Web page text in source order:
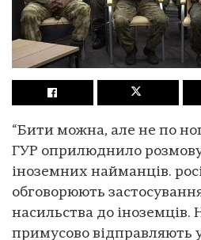
“Бити можна, але не по
ГУР оприлюднило
іноземних найманців.
обговорюють
насильства до
примусово відправляють